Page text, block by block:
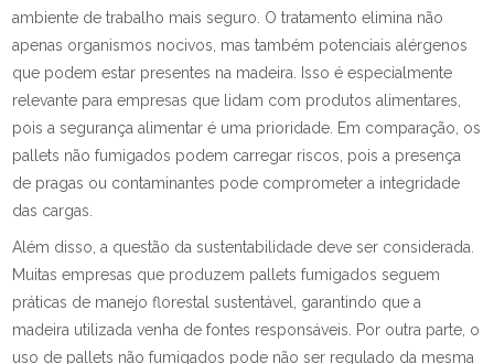
ambiente de trabalho mais seguro. O tratamento elimina não
apenas organismos nocivos, mas também potenciais alérgenos
que podem estar presentes na madeira. Isso é especialmente
relevante para empresas que lidam com produtos alimentares,
pois a segurança alimentar é uma prioridade. Em comparação, os
pallets não fumigados podem carregar riscos, pois a presença
de pragas ou contaminantes pode comprometer a integridade
das cargas.
Além disso, a questão da sustentabilidade deve ser considerada.
Muitas empresas que produzem pallets fumigados seguem
práticas de manejo florestal sustentável, garantindo que a
madeira utilizada venha de fontes responsáveis. Por outra parte, o
uso de pallets não fumigados pode não ser regulado da mesma